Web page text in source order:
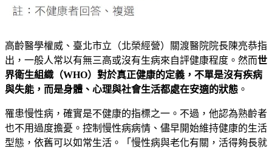
高齡醫學權威、臺北市立（北榮經營）關渡醫院院長陳亮恭指
出，一般人常以有無三高或沒有生病來自評健康程度。然而世
界衛生組織（WHO）對於真正健康的定義，不單是沒有疾病
與失能，而是身體、心理與社會生活都處在安適的狀態 。
罹患慢性病，確實是不健康的指標之一。不過，他認為熟齡者
也不用過度擔憂。控制慢性病病情、儘早開始維持健康的生活
型態，依舊可以如常生活。「慢性病與老化有關，活得夠長就